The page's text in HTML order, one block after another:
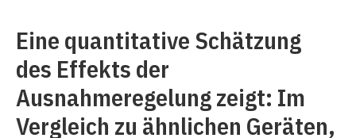
Eine quantitative Schätzung
des Effekts der
Ausnahmeregelung zeigt: Im
Vergleich zu ähnlichen Geräten,